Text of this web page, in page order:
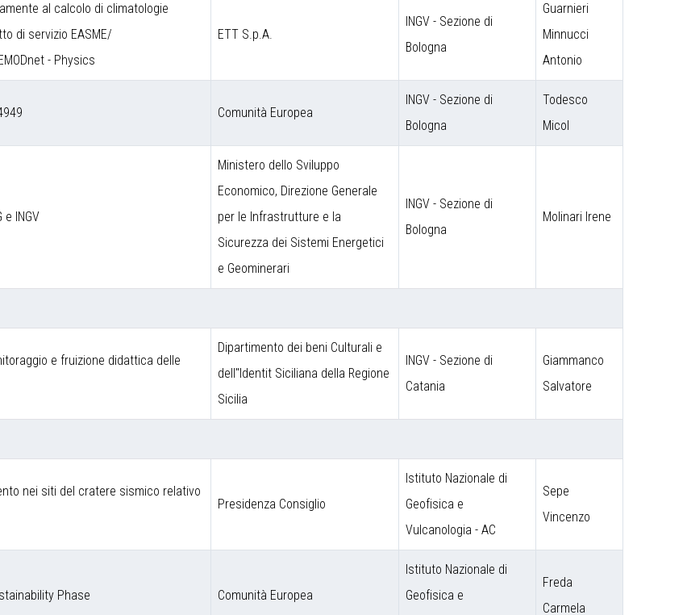
al calcolo di climatologie
di servizio EASME/
- Physics
ETT S.p.A.
INGV - Sezione di
Bologna
Guarnieri
Minnucci
Antonio
Comunità Europea
INGV - Sezione di
Bologna
Todesco
Micol
e INGV
Ministero dello Sviluppo
Economico, Direzione Generale
per le Infrastrutture e la
Sicurezza dei Sistemi Energetici
e Geominerari
INGV - Sezione di
Bologna
Molinari Irene
e fruizione didattica delle
Dipartimento dei beni Culturali e
dell''Identit Siciliana della Regione
Sicilia
INGV - Sezione di
Catania
Giammanco
Salvatore
nei siti del cratere sismico relativo
Presidenza Consiglio
Istituto Nazionale di
Geofisica e
Vulcanologia - AC
Sepe
Vincenzo
Phase Comunità Europea
Istituto Nazionale di
Geofisica e
Freda
Carmela